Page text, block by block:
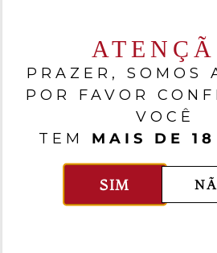
PRAZER, SOMOS
POR FAVOR
VOCÊ
TEM MAIS DE
SIM